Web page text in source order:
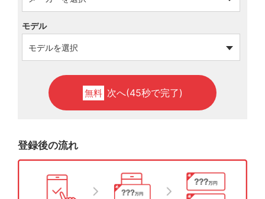
モデル
無料 次へ(45秒で完了)
登録後の流れ